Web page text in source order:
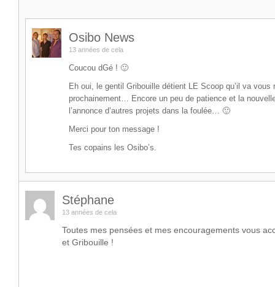
Osibo News
13 années de cela
Coucou dGé ! 🙂
Eh oui, le gentil Gribouille détient LE Scoop qu’il va vous
prochainement… Encore un peu de patience et la
l’annonce d’autres projets dans la foulée… 🙂
Merci pour ton message !
Tes copains les Osibo’s.
Stéphane
13 années de cela
Toutes mes pensées et mes encouragements vous
et Gribouille !